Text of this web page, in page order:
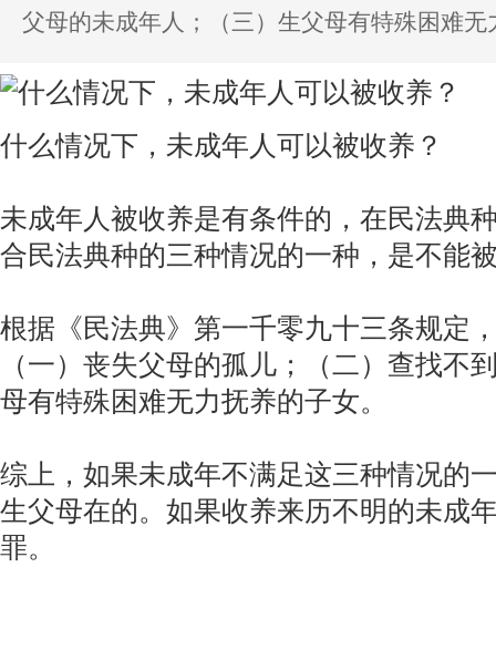
父母的未成年人；（三）生父母有特殊困难无
什么情况下，未成年人可以被收养？
未成年人被收养是有条件的，在民法典
合民法典种的三种情况的一种，是不能
根据《民法典》第一千零九十三条规定
（一）丧失父母的孤儿；（二）查找不
母有特殊困难无力抚养的子女。
综上，如果未成年不满足这三种情况的
生父母在的。如果收养来历不明的未成
罪。